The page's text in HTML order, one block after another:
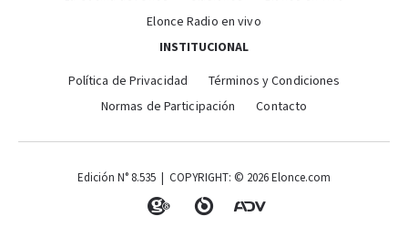
Elonce Radio en vivo
INSTITUCIONAL
Política de Privacidad
Términos y Condiciones
Normas de Participación
Contacto
Edición N° 8.535 | COPYRIGHT: © 2026 Elonce.com